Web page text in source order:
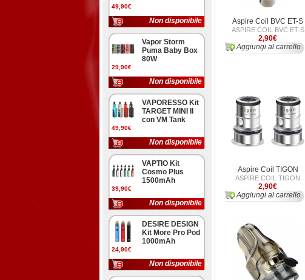
49,90€
Non disponibile
29,90€
Vapor Storm
Puma Baby Box
80W
Non disponibile
49,90€
VAPORESSO Kit
TARGET MINI II
con VM Tank
Non disponibile
39,90€
VAPTIO Kit
Cosmo Plus
1500mAh
Non disponibile
24,90€
DESIRE DESIGN
Kit More Pro Pod
1000mAh
Non disponibile
Aspire Coil BVC ET-S
ASPIRE COIL BVC ET-S
2,90€
Aggiungi al carrello
Aspire Coil TIGON
ASPIRE COIL TIGON
2,90€
Aggiungi al carrello